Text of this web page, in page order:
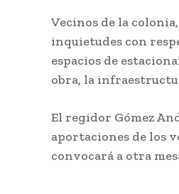
Vecinos de la
inquietudes con
espacios de
obra, la
El regidor Gómez
aportaciones de los
convocará a otra